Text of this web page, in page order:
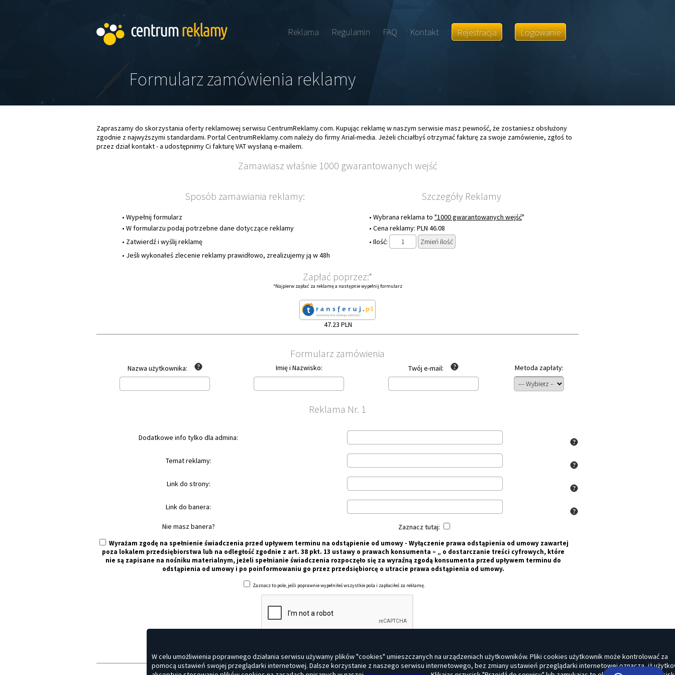
Reklama Regulamin FAQ Kontakt Rejestracja Logowanie
Formularz zamówienia reklamy
Zapraszamy do skorzystania oferty reklamowej serwisu CentrumReklamy.com. Kupując reklamę w naszym serwisie masz pewność, że zostaniesz obsłużony
zgodnie z najwyższymi standardami. Portal CentrumReklamy.com należy do firmy Arial-media. Jeżeli chciałbyś otrzymać fakturę za swoje zamówienie, zgłoś to
przez dział kontakt - a udostępnimy Ci fakturę VAT wysłaną e-mailem.
Zamawiasz właśnie 1000 gwarantowanych wejść
Sposób zamawiania reklamy: Szczegóły Reklamy
• Wypełnij formularz • Wybrana reklama to "1000 gwarantowanych wejść"
• W formularzu podaj potrzebne dane dotyczące reklamy
• Cena reklamy: PLN 46.08
• Zatwierdź i wyślij reklamę
• Ilość:
• Jeśli wykonałeś zlecenie reklamy prawidłowo, zrealizujemy ją w 48h
Zapłać poprzez:*
*Najpierw zapłać za reklamę a następnie wypełnij formularz
47.23 PLN
Formularz zamówienia
Nazwa użytkownika: Imię i Nazwisko: Twój e-mail: Metoda zapłaty:
Reklama Nr. 1
Dodatkowe info tylko dla admina:
Temat reklamy:
Link do strony:
Link do banera:
Nie masz banera? Zaznacz tutaj:
Wyrażam zgodę na spełnienie świadczenia przed upływem terminu na odstąpienie od umowy - Wyłączenie prawa odstąpienia od umowy zawartej
poza lokalem przedsiębiorstwa lub na odległość zgodnie z art. 38 pkt. 13 ustawy o prawach konsumenta – „ o dostarczanie treści cyfrowych, które
nie są zapisane na nośniku materialnym, jeżeli spełnianie świadczenia rozpoczęło się za wyraźną zgodą konsumenta przed upływem terminu do
odstąpienia od umowy i po poinformowaniu go przez przedsiębiorcę o utracie prawa odstąpienia od umowy.
Zaznacz to pole, jeśli poprawnie wypełniłeś wszystkie pola i zapłaciłeś za reklamę.
W celu umożliwienia poprawnego działania serwisu używamy plików "cookies" umieszczanych na urządzeniach użytkowników. Pliki cookies użytkownik może kontrolować za
pomocą ustawień swojej przeglądarki internetowej. Dalsze korzystanie z naszego serwisu internetowego, bez zmiany ustawień przeglądarki internetowej oznacza, iż